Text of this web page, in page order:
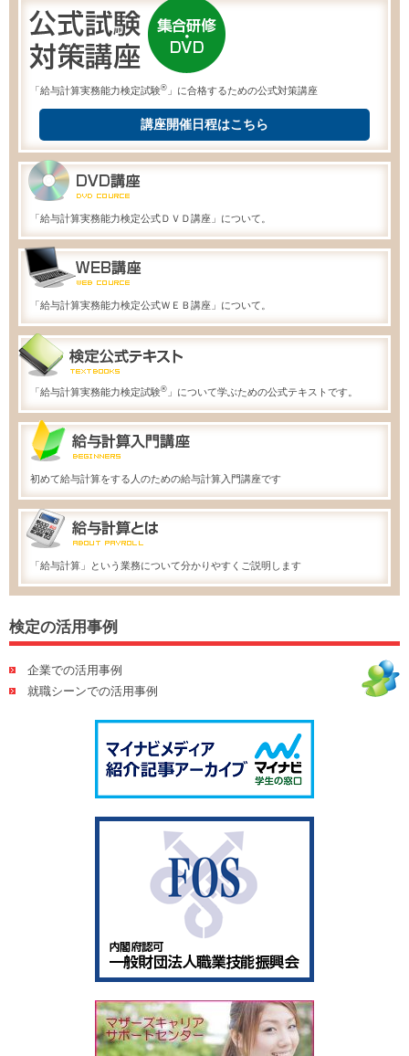
「給与計算実務能力検定試験® 」に合格するための公式対策講座
講座開催日程はこちら
「給与計算実務能力検定公式ＤＶＤ講座」について。
「給与計算実務能力検定公式ＷＥＢ講座」について。
「給与計算実務能力検定試験® 」について学ぶための公式テキストです。
初めて給与計算をする人のための給与計算入門講座です
「給与計算」という業務について分かりやすくご説明します
検定の活用事例
企業での活用事例
就職シーンでの活用事例